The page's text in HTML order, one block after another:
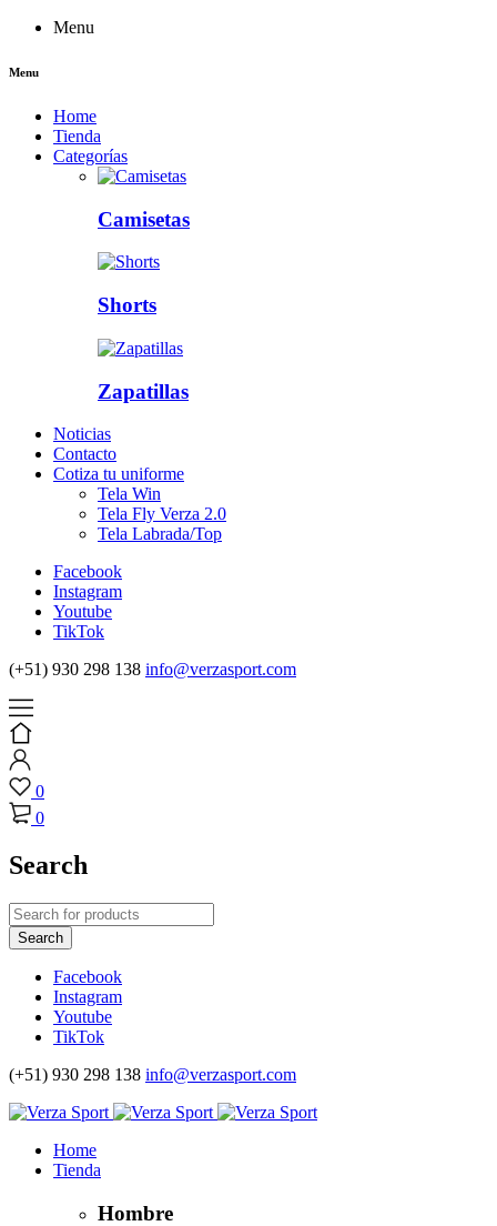
Menu
Menu
Home
Tienda
Categorías
Camisetas
Shorts
Zapatillas
Noticias
Contacto
Cotiza tu uniforme
Tela Win
Tela Fly Verza 2.0
Tela Labrada/Top
Facebook
Instagram
Youtube
TikTok
(+51) 930 298 138 info@verzasport.com
0
0
Search
Facebook
Instagram
Youtube
TikTok
(+51) 930 298 138 info@verzasport.com
Home
Tienda
Hombre